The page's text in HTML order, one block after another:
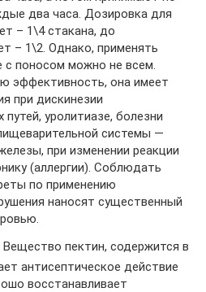
два часа. Дозировка для
– 1\4 стакана, до
– 1\2. Однако, применять
с поносом можно не всем.
эффективность, она имеет
при дискинезии
уролитиазе, болезни
системы —
при изменении реакции
(аллергии). Соблюдать
по применению
наносят существенный
Вещество пектин, содержится в
антисептическое действие
восстанавливает